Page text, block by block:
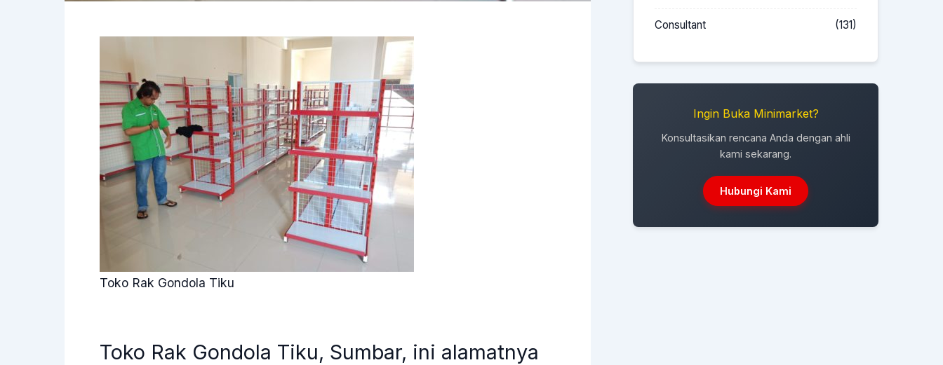
Toko Rak Gondola Tiku
Toko Rak Gondola Tiku, Sumbar, ini alamatnya
Consultant (131)
Ingin Buka Minimarket?
Konsultasikan rencana Anda dengan ahli
kami sekarang.
Hubungi Kami